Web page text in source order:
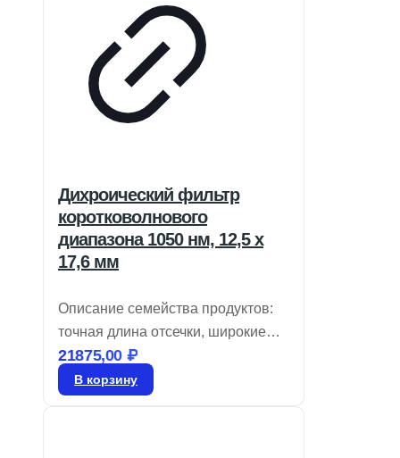
Дихроический фильтр
коротковолнового
диапазона 1050 нм, 12,5 x
17,6 мм
Описание семейства продуктов:
точная длина отсечки, широкие
диапазоны пропускания и
отражения, доступно 4
21875,00 ₽
В корзину